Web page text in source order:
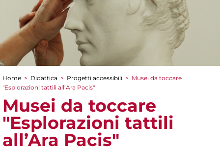
Tu sei qui
Home > Didattica > Progetti accessibili > Musei da toccare
"Esplorazioni tattili all’Ara Pacis"
Musei da toccare
"Esplorazioni tattili
all’Ara Pacis"